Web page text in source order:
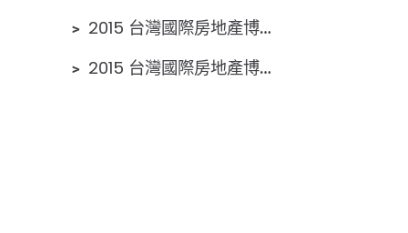
﹥ 2015 台灣國際房地產博覽會 大會會刊 請點我
﹥ 2015 台灣國際房地產博覽會 成果報告 請點我